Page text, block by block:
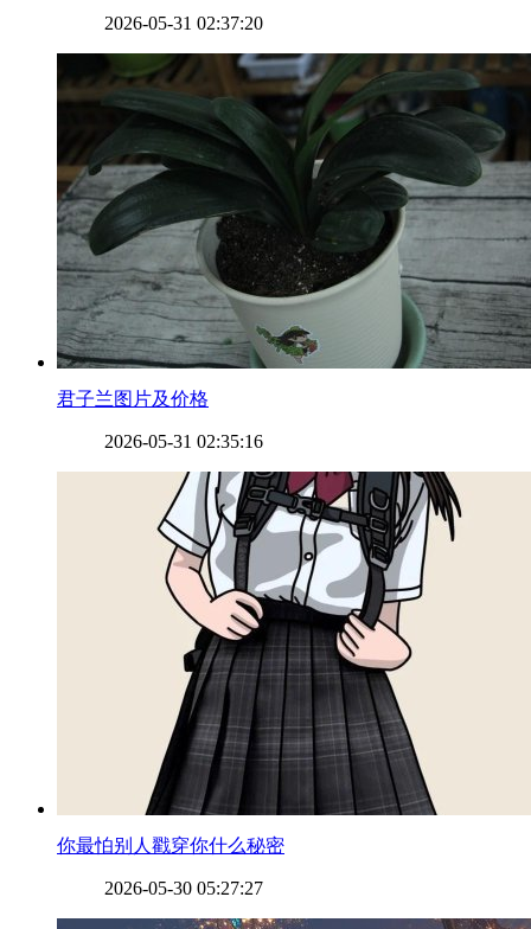
2026-05-31 02:37:20
​君子兰图片及价格
2026-05-31 02:35:16
​你最怕别人戳穿你什么秘密
2026-05-30 05:27:27